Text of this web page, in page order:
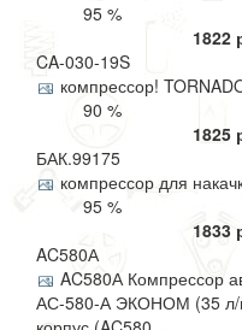
95 %
1822
CA-030-19S
компрессор!
90 %
1825
БАК.99175
компрессор для
95 %
1833
AC580А
AC580А Компрессор
АС-580-А ЭКОНОМ (35 л/